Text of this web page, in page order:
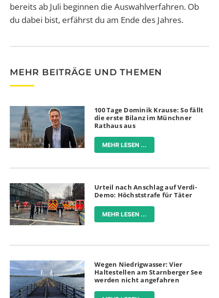
bereits ab Juli beginnen die Auswahlverfahren. Ob
du dabei bist, erfährst du am Ende des Jahres.
MEHR BEITRÄGE UND THEMEN
100 Tage Dominik Krause: So fällt
die erste Bilanz im Münchner
Rathaus aus
MEHR LESEN ...
Urteil nach Anschlag auf Verdi-
Demo: Höchststrafe für Täter
MEHR LESEN ...
Wegen Niedrigwasser: Vier
Haltestellen am Starnberger See
werden nicht angefahren